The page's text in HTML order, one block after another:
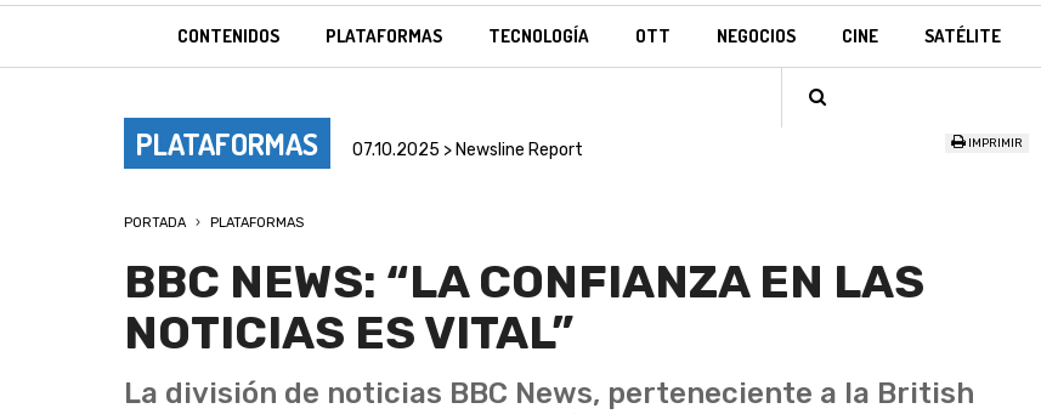
CONTENIDOS PLATAFORMAS TECNOLOGÍA OTT NEGOCIOS CINE SATÉLITE
PLATAFORMAS 07.10.2025 > Newsline Report IMPRIMIR
PORTADA PLATAFORMAS
BBC NEWS: “LA CONFIANZA EN LAS
NOTICIAS ES VITAL”
La división de noticias BBC News, perteneciente a la British